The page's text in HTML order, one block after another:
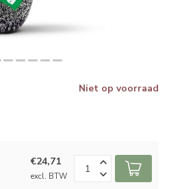
Niet op voorraad
€24,71
excl. BTW